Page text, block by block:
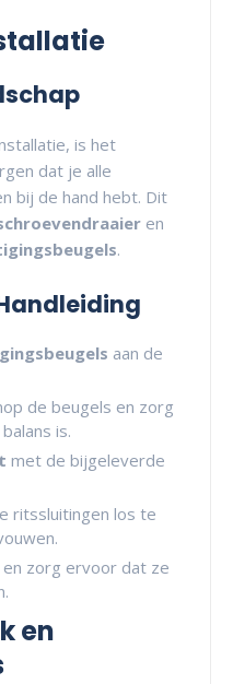
is het
dat je alle
bij de hand hebt. Dit
en
.
aan de
de beugels en zorg
is.
met de bijgeleverde
ritssluitingen los te
en zorg ervoor dat ze
en